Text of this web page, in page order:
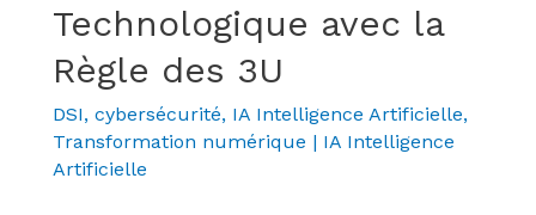
Technologique avec la
Règle des 3U
DSI, cybersécurité, IA Intelligence Artificielle,
Transformation numérique | IA Intelligence
Artificielle